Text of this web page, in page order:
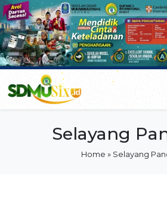
Skip
to
content
Selayang
Home » Selayang